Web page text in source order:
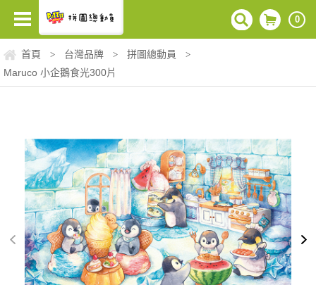
0
首頁 > 台灣品牌 > 拼圖總動員 >
Maruco 小企鵝食光300片